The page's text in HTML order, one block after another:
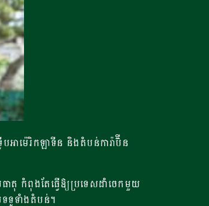
ាម៉េរិកឡាទីន និងតំបន់ការ៉ាប៊ីន
ាតុ កំពុងតែធ្វើឱ្យប្រទេសដាំចេកមួយ
ទទូទាំងតំបន់។